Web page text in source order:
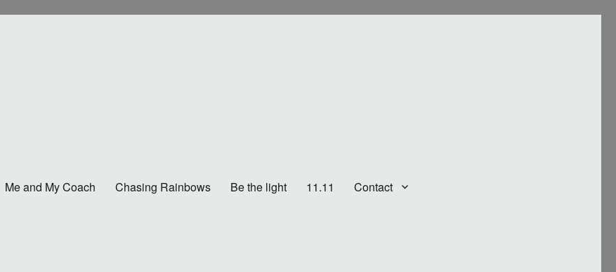
Me and My Coach Chasing Rainbows Be the light 11.11 Contact